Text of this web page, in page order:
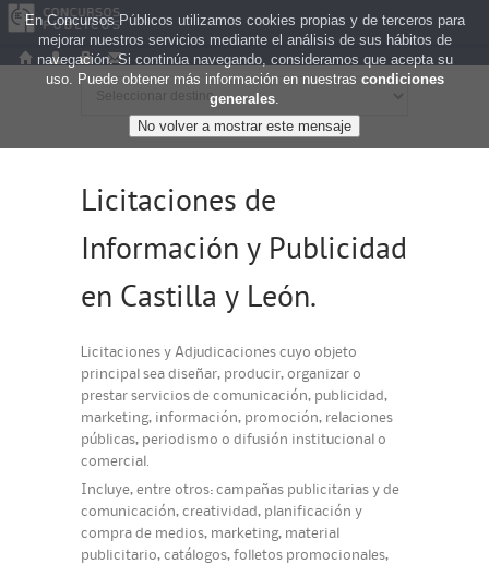
Licitaciones de
Información y Publicidad
en Castilla y León.
Licitaciones y Adjudicaciones cuyo objeto
principal sea diseñar, producir, organizar o
prestar servicios de comunicación, publicidad,
marketing, información, promoción, relaciones
públicas, periodismo o difusión institucional o
comercial.
Incluye, entre otros: campañas publicitarias y de
comunicación, creatividad, planificación y
compra de medios, marketing, material
publicitario, catálogos, folletos promocionales,
En Concursos Públicos utilizamos cookies propias y de terceros para
mejorar nuestros servicios mediante el análisis de sus hábitos de
navegación. Si continúa navegando, consideramos que acepta su
uso. Puede obtener más información en nuestras condiciones
generales.